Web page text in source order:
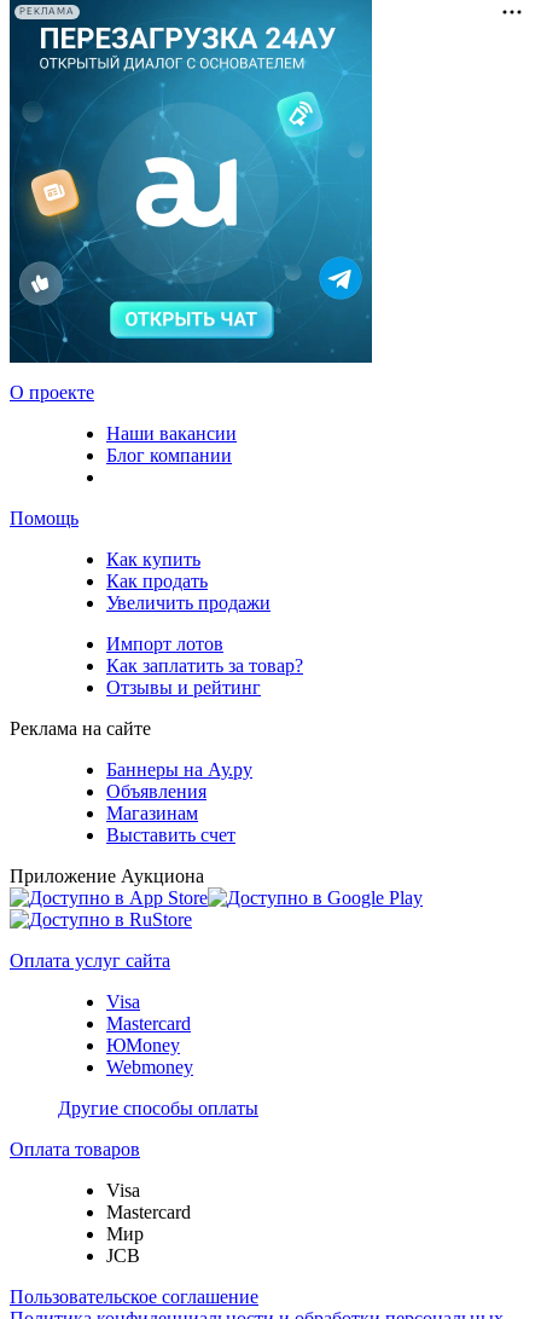
РЕКЛАМА
О проекте
Наши вакансии
Блог компании
Помощь
Как купить
Как продать
Увеличить продажи
Импорт лотов
Как заплатить за товар?
Отзывы и рейтинг
Реклама на сайте
Баннеры на Ау.ру
Объявления
Магазинам
Выставить счет
Приложение Аукциона
Оплата услуг сайта
Visa
Mastercard
ЮMoney
Webmoney
Другие способы оплаты
Оплата товаров
Visa
Mastercard
Мир
JCB
Пользовательское соглашение